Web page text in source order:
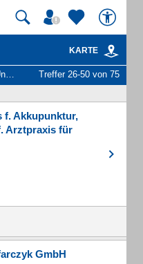
KARTE
Treffer 26-50 von 75
f. Akkupunktur,
Arztpraxis für
GmbH